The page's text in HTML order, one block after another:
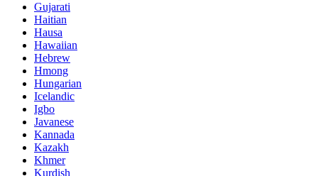
Gujarati
Haitian
Hausa
Hawaiian
Hebrew
Hmong
Hungarian
Icelandic
Igbo
Javanese
Kannada
Kazakh
Khmer
Kurdish